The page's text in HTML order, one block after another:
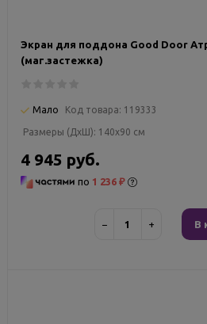
Экран для поддона Good Door
(маг.застежка)
Мало Код товара: 119333
Размеры (ДxШ): 140x90 см
4 945 руб.
по 1 236 ₽
− + В